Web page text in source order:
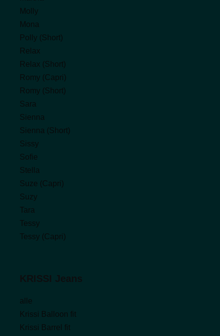
Molly
Mona
Polly (Short)
Relax
Relax (Short)
Romy (Capri)
Romy (Short)
Sara
Sienna
Sienna (Short)
Sissy
Sofie
Stella
Suze (Capri)
Suzy
Tara
Tessy
Tessy (Capri)
alle
Krissi Balloon fit
Krissi Barrel fit